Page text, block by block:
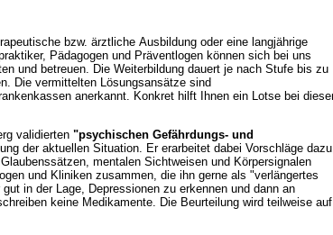
bzw. ärztliche Ausbildung oder eine langjährige
betreuen. Die Weiterbildung dauert je nach Stufe bis zu
Die vermittelten Lösungsansätze sind
hilft Ihnen ein Lotse bei diesen
validierten "psychischen Gefährdungs- und
Situation. Er erarbeitet dabei Vorschläge dazu,
mentalen Sichtweisen und Körpersignalen
in der Lage, Depressionen zu erkennen und dann an
keine Medikamente. Die Beurteilung wird teilweise auf